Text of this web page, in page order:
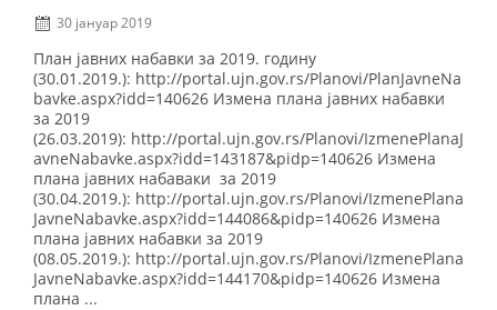
30 јануар 2019
План јавних набавки за 2019. годину
(30.01.2019.): http://portal.ujn.gov.rs/Planovi/PlanJavneNa
bavke.aspx?idd=140626 Измена плана јавних набавки
за 2019
(26.03.2019): http://portal.ujn.gov.rs/Planovi/IzmenePlanaJ
avneNabavke.aspx?idd=143187&pidp=140626 Измена
плана јавних набаваки за 2019
(30.04.2019.): http://portal.ujn.gov.rs/Planovi/IzmenePlana
JavneNabavke.aspx?idd=144086&pidp=140626 Измена
плана јавних набавки за 2019
(08.05.2019.): http://portal.ujn.gov.rs/Planovi/IzmenePlana
JavneNabavke.aspx?idd=144170&pidp=140626 Измена
плана ...